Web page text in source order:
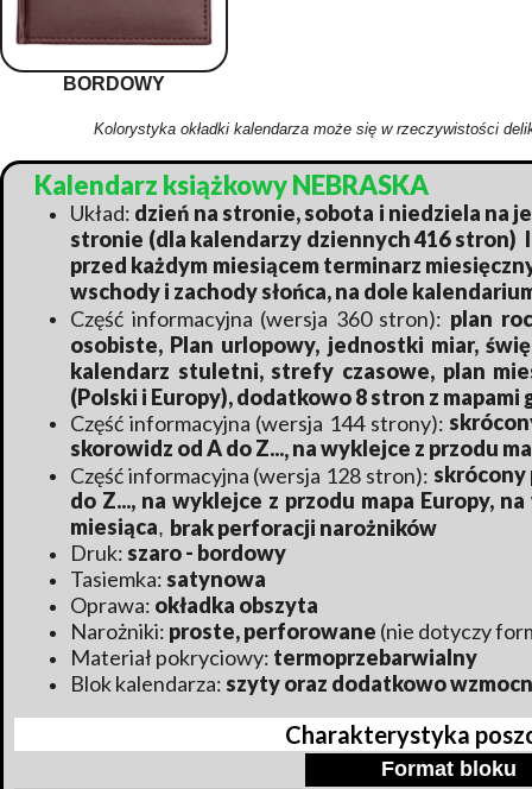
Charakterystyka
Format bloku
Kolorystyka okładki kalendarza może się w rzeczywistości
BORDOWY
Kalendarz książkowy NEBRASKA
Układ: dzień na stronie, sobota i niedziela na
stronie (dla kalendarzy dziennych 416
przed każdym miesiącem terminarz
wschody i zachody słońca, na dole
Część informacyjna (wersja 360 stron): plan
osobiste, Plan urlopowy, jednostki miar,
kalendarz stuletni, strefy czasowe, plan
(Polski i Europy), dodatkowo 8 stron z mapami
Część informacyjna (wersja 144 strony):
skorowidz od A do Z...,na wyklejce z przodu
Część informacyjna (wersja 128 stron): skrócony
do Z..., na wyklejce z przodu mapa Europy,
miesiąca, brak perforacji narożników
Druk: szaro - bordowy
Tasiemka: satynowa
Oprawa: okładka obszyta
Narożniki: proste, perforowane (nie dotyczy
Materiał pokryciowy: termoprzebarwialny
Blok kalendarza: szyty oraz dodatkowo